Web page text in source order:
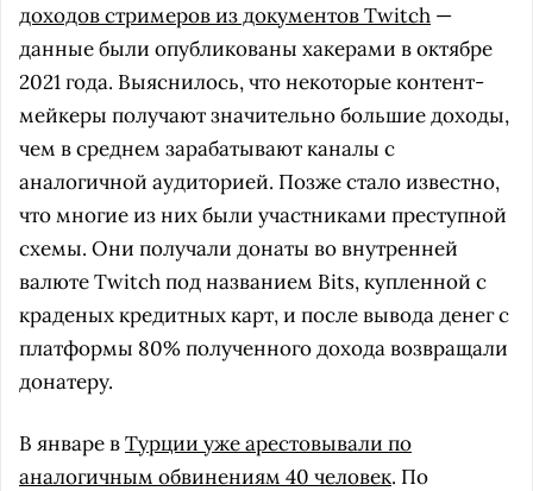
доходов стримеров из документов Twitch —
данные были опубликованы хакерами в октябре
2021 года. Выяснилось, что некоторые контент-
мейкеры получают значительно большие доходы,
чем в среднем зарабатывают каналы с
аналогичной аудиторией. Позже стало известно,
что многие из них были участниками преступной
схемы. Они получали донаты во внутренней
валюте Twitch под названием Bits, купленной с
краденых кредитных карт, и после вывода денег с
платформы 80% полученного дохода возвращали
донатеру.
В январе вТурции уже арестовывали по
аналогичным обвинениям 40 человек. По